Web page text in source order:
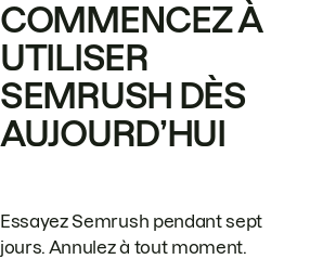
COMMENCEZ À
UTILISER
SEMRUSH DÈS
AUJOURD’HUI
Essayez Semrush pendant sept
jours. Annulez à tout moment.